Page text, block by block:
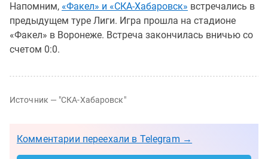
Напомним, «Факел» и «СКА-Хабаровск» встречались в
предыдущем туре Лиги. Игра прошла на стадионе
«Факел» в Воронеже. Встреча закончилась вничью со
счетом 0:0.
Источник — "СКА-Хабаровск"
Комментарии переехали в Telegram →